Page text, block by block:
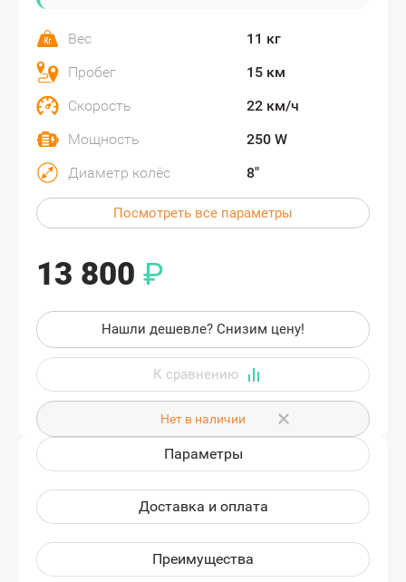
Вес
11 кг
Пробег
15 км
Скорость
22 км/ч
Мощность
250 W
Диаметр колёс
8"
Посмотреть все параметры
13 800 ₽
Нашли дешевле? Снизим цену!
Нет в наличии
Параметры
Доставка и оплата
Преимущества